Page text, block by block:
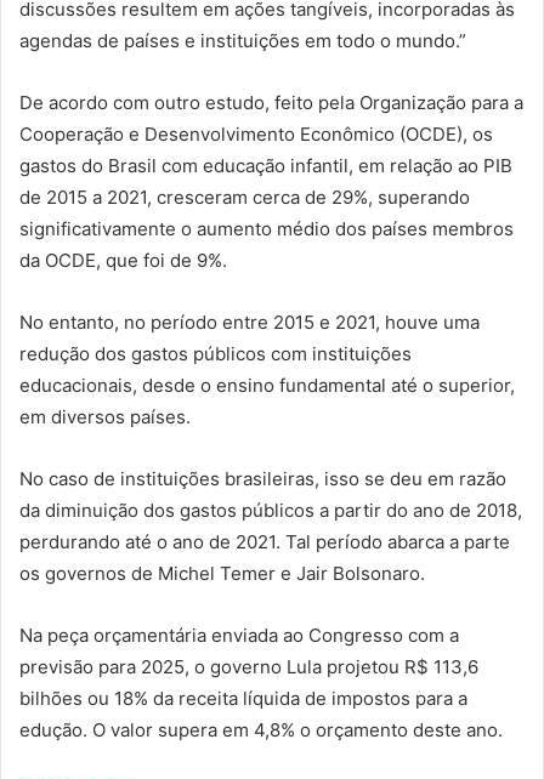
discussões resultem em ações tangíveis, incorporadas às
agendas de países e instituições em todo o mundo.”
De acordo com outro estudo, feito pela Organização para a
Cooperação e Desenvolvimento Econômico (OCDE), os
gastos do Brasil com educação infantil, em relação ao PIB
de 2015 a 2021, cresceram cerca de 29%, superando
significativamente o aumento médio dos países membros
da OCDE, que foi de 9%.
No entanto, no período entre 2015 e 2021, houve uma
redução dos gastos públicos com instituições
educacionais, desde o ensino fundamental até o superior,
em diversos países.
No caso de instituições brasileiras, isso se deu em razão
da diminuição dos gastos públicos a partir do ano de 2018,
perdurando até o ano de 2021. Tal período abarca a parte
os governos de Michel Temer e Jair Bolsonaro.
Na peça orçamentária enviada ao Congresso com a
previsão para 2025, o governo Lula projetou R$ 113,6
bilhões ou 18% da receita líquida de impostos para a
edução. O valor supera em 4,8% o orçamento deste ano.